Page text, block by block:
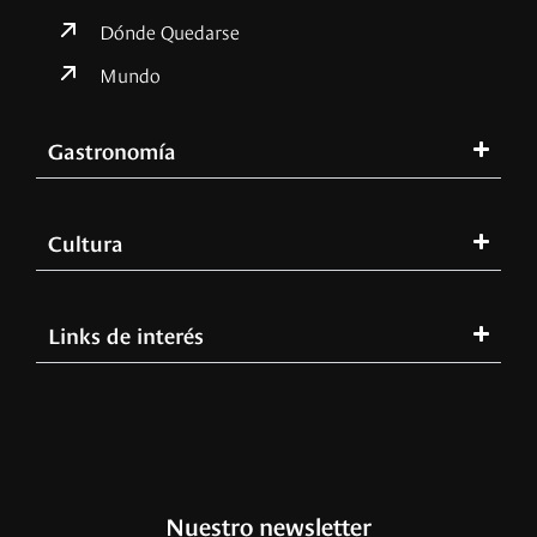
Dónde Quedarse
Mundo
Gastronomía
Cultura
Links de interés
Nuestro newsletter